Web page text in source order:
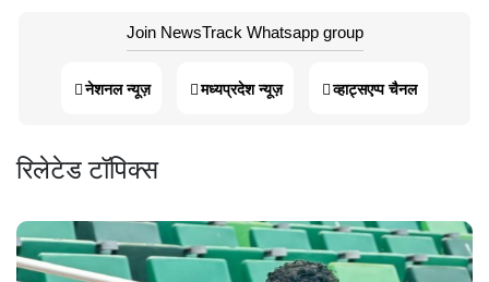
Join NewsTrack Whatsapp group
नेशनल न्यूज़ मध्यप्रदेश न्यूज़ व्हाट्सएप्प चैनल
रिलेटेड टॉपिक्स